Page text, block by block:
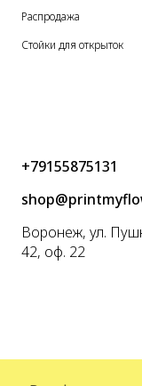
Распродажа
Стойки для открыток
+79155875131
Воронеж, ул.
42, оф. 22